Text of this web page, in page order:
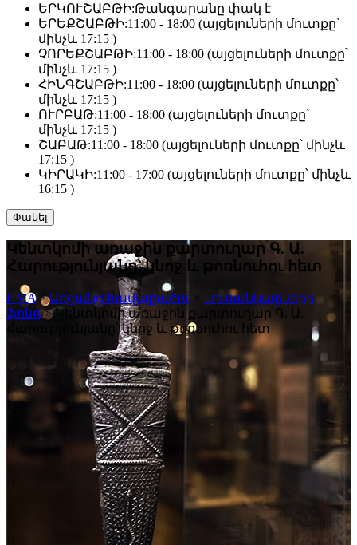
ԵՐԿՈՒՇԱԲԹԻ:Թանգարանը փակ է
ԵՐԵՔՇԱԲԹԻ:11:00 - 18:00 (այցելուների մուտքը՝
մինչև 17:15 )
ՉՈՐԵՔՇԱԲԹԻ:11:00 - 18:00 (այցելուների մուտքը՝
մինչև 17:15 )
ՀԻՆԳՇԱԲԹԻ:11:00 - 18:00 (այցելուների մուտքը՝
մինչև 17:15 )
ՈՒՐԲԱԹ:11:00 - 18:00 (այցելուների մուտքը՝
մինչև 17:15 )
ՇԱԲԱԹ:11:00 - 18:00 (այցելուների մուտքը՝ մինչև
17:15 )
ԿԻՐԱԿԻ:11:00 - 17:00 (այցելուների մուտքը՝ մինչև
16:15 )
Փակել
Կենտկոմի առաջին քարտուղար Գ. Ա.
Հարությունյանը՝ կնոջ և թոռնուհու հետ
HMA>Առցանց հավաքածու
Լուսանկարների
ֆոնդ>Կենտկոմի առաջին քարտուղար Գ. Ա.
Հարությունյանը՝ կնոջ և թոռնուհու հետ